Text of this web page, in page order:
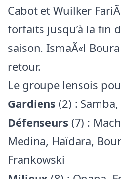
Cabot et Wuilker
forfaits jusqu’à la fin
saison. IsmaÃ«l
retour.
Le groupe lensois
Gardiens (2) : Samba,
Défenseurs (7) :
Medina, Haïdara,
Frankowski